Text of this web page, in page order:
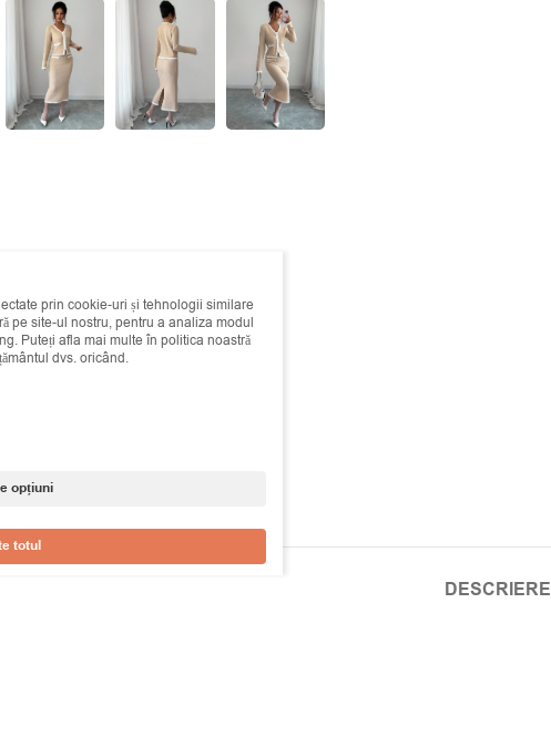
DESCRIERE
prin cookie-uri și tehnologii similare
pe site-ul nostru, pentru a analiza modul
Puteți afla mai multe în politica noastră
dvs. oricând.
opțiuni
totul